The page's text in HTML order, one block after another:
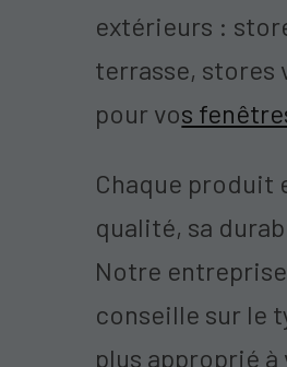
extérieurs :
terrasse, stores
pour vos
Chaque produit
qualité, sa
Notre
conseille sur le
plus approprié